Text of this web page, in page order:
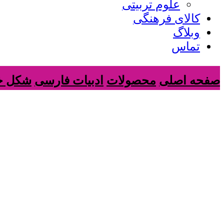
علوم تربیتی
کالای فرهنگی
وبلاگ
تماس
صفحه اصلی محصولات ادبیات فارسی شکل